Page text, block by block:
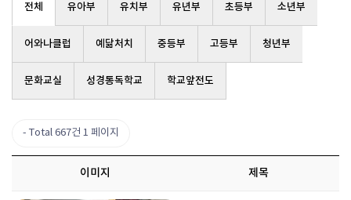
전체 유아부 유치부 유년부 초등부 소년부
어와나클럽 예닮처치 중등부 고등부 청년부
문화교실 성경통독학교 학교앞전도
Total 667건 1 페이지
이미지 제목